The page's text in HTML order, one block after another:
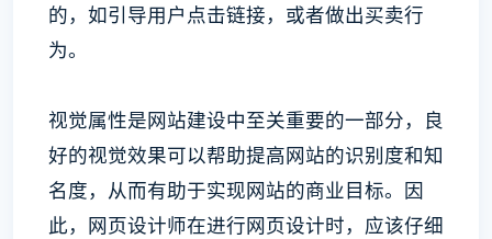
的，如引导用户点击链接，或者做出买卖行
为。
视觉属性是网站建设中至关重要的一部分，良
好的视觉效果可以帮助提高网站的识别度和知
名度，从而有助于实现网站的商业目标。因
此，网页设计师在进行网页设计时，应该仔细